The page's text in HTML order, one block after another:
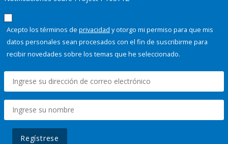
Acepto los términos de privacidad y otorgo mi permiso para que mis
datos personales sean procesados con el fin de suscribirme para
recibir novedades sobre los temas que he seleccionado.
Regístrese